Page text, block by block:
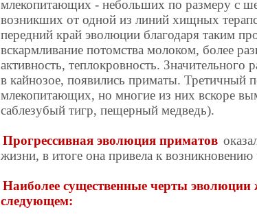
млекопитающих - небольших по размеру с
возникших от одной из линий хищных
передний край эволюции благодаря таким
вскармливание потомства молоком, более
активность, теплокровность.
в кайнозое, появились приматы. Третичный
млекопитающих, но многие из них вскоре
саблезубый тигр, пещерный медведь).
Прогрессивная эволюция приматов
жизни, в итоге она привела к возникновению
Наиболее существенные черты
следующем: